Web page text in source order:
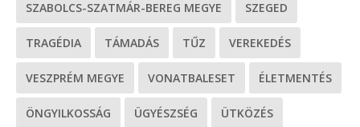
SZABOLCS-SZATMÁR-BEREG MEGYE SZEGED
TRAGÉDIA TÁMADÁS TŰZ VEREKEDÉS
VESZPRÉM MEGYE VONATBALESET ÉLETMENTÉS
ÖNGYILKOSSÁG ÜGYÉSZSÉG ÜTKÖZÉS